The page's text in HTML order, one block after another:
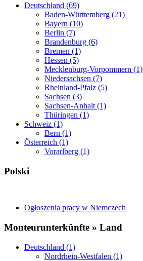
Deutschland (69)
Baden-Württemberg (21)
Bayern (10)
Berlin (7)
Brandenburg (6)
Bremen (1)
Hessen (5)
Mecklenburg-Vorpommern (1)
Niedersachsen (7)
Rheinland-Pfalz (5)
Sachsen (3)
Sachsen-Anhalt (1)
Thüringen (1)
Schweiz (1)
Bern (1)
Österreich (1)
Vorarlberg (1)
Polski
Ogłoszenia pracy w Niemczech
Monteurunterkünfte » Land
Deutschland (1)
Nordrhein-Westfalen (1)